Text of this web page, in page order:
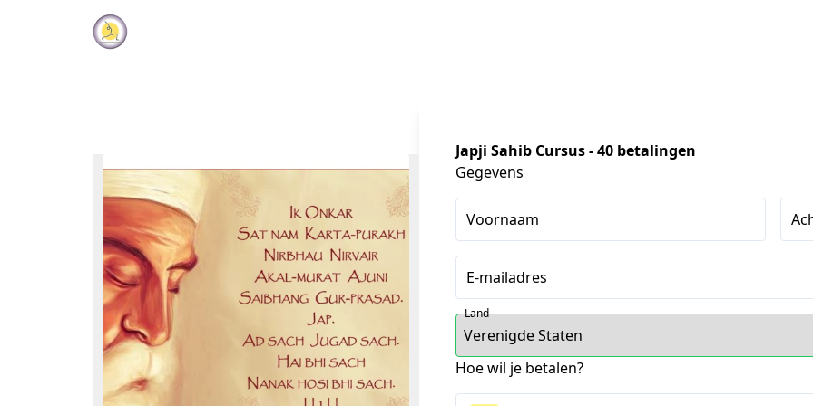
Japji Sahib Cursus - 40 betalingen
Gegevens
Voornaam
E-mailadres
Land
Hoe wil je betalen?